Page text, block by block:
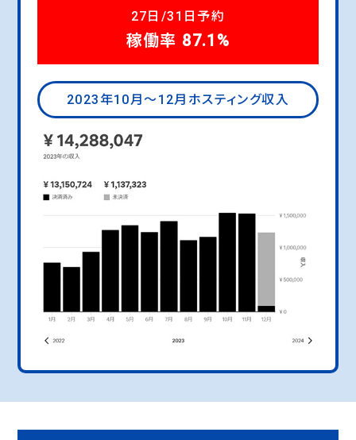
27日/31日予約
稼働率 87.1%
2023年10月〜12月ホスティング収入